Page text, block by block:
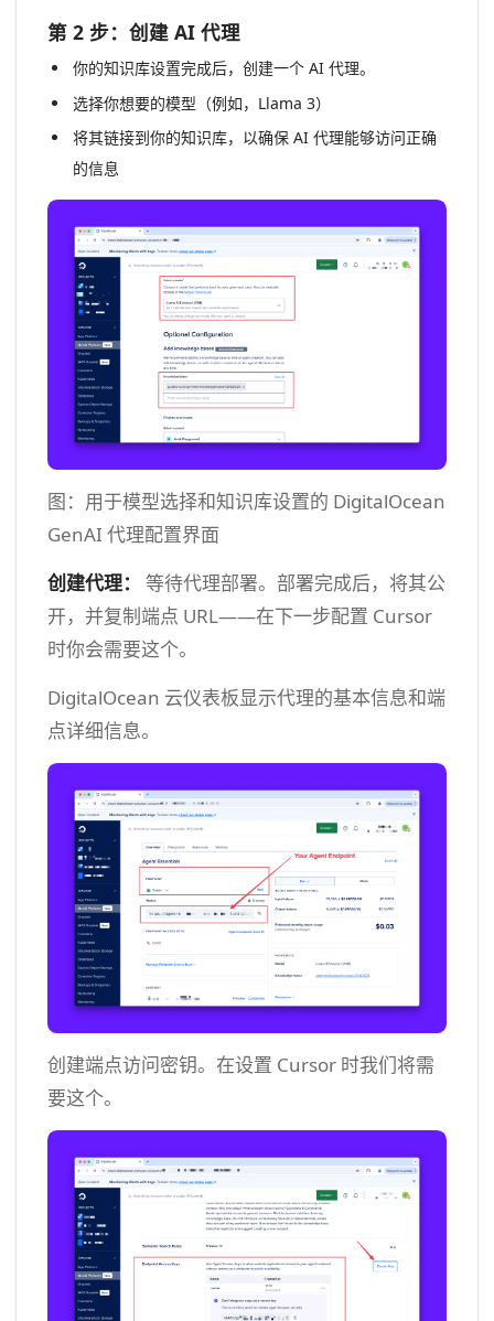
第 2 步：创建 AI 代理
你的知识库设置完成后，创建一个 AI 代理。
选择你想要的模型（例如，Llama 3）
将其链接到你的知识库，以确保 AI 代理能够访问正确
的信息
图：用于模型选择和知识库设置的 DigitalOcean
GenAI 代理配置界面
创建代理：
等待代理部署。部署完成后，将其公
开，并复制端点 URL——在下一步配置 Cursor
时你会需要这个。
DigitalOcean 云仪表板显示代理的基本信息和端
点详细信息。
创建端点访问密钥。在设置 Cursor 时我们将需
要这个。